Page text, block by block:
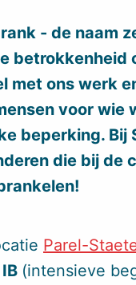
- de naam
betrokkenheid
met ons werk
voor wie
beperking. Bij
die bij de
Parel-
(intensieve